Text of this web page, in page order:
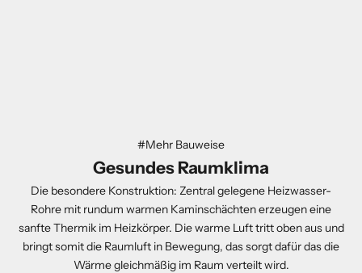
#Mehr Bauweise
Gesundes Raumklima
Die besondere Konstruktion: Zentral gelegene Heizwasser-
Rohre mit rundum warmen Kaminschächten erzeugen eine
sanfte Thermik im Heizkörper. Die warme Luft tritt oben aus und
bringt somit die Raumluft in Bewegung, das sorgt dafür das die
Wärme gleichmäßig im Raum verteilt wird.